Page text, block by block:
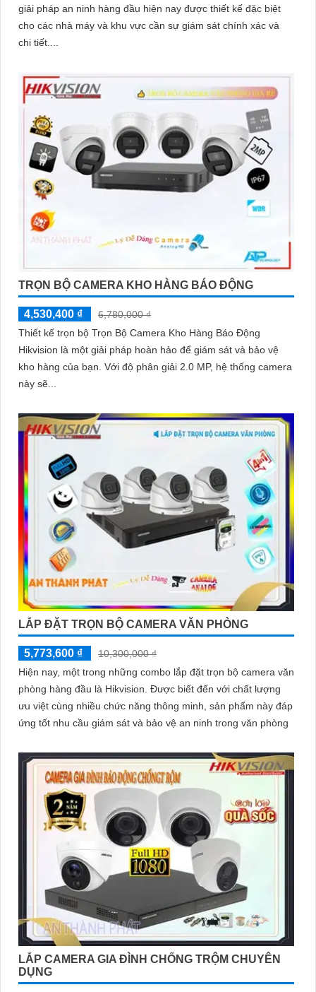
giải pháp an ninh hàng đầu hiện nay được thiết kế đặc biệt
cho các nhà máy và khu vực cần sự giám sát chính xác và
chi tiết....
TRỌN BỘ CAMERA KHO HÀNG BÁO ĐỘNG
4,530,400 ₫
6,780,000 ₫
Thiết kế trọn bộ Trọn Bộ Camera Kho Hàng Báo Động
Hikvision là một giải pháp hoàn hảo để giám sát và bảo vệ
kho hàng của bạn. Với độ phân giải 2.0 MP, hệ thống camera
này sẽ...
LẮP ĐẶT TRỌN BỘ CAMERA VĂN PHÒNG
5,773,600 ₫
10,300,000 ₫
Hiện nay, một trong những combo lắp đặt trọn bộ camera văn
phòng hàng đầu là Hikvision. Được biết đến với chất lượng
ưu việt cùng nhiều chức năng thông minh, sản phẩm này đáp
ứng tốt nhu cầu giám sát và bảo vệ an ninh trong văn phòng
LẮP CAMERA GIA ĐÌNH CHỐNG TRỘM CHUYÊN
DỤNG